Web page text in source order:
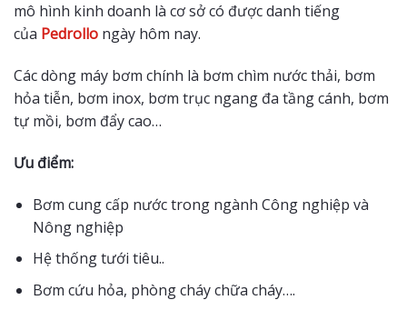
mô hình kinh doanh là cơ sở có được danh tiếng
của Pedrollo ngày hôm nay.
Các dòng máy bơm chính là bơm chìm nước thải, bơm
hỏa tiễn, bơm inox, bơm trục ngang đa tầng cánh, bơm
tự mồi, bơm đẩy cao…
Ưu điểm:
Bơm cung cấp nước trong ngành Công nghiệp và
Nông nghiệp
Hệ thống tưới tiêu..
Bơm cứu hỏa, phòng cháy chữa cháy….